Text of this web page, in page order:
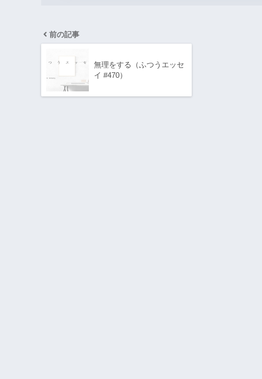
前の記事
無理をする（ふつうエッセ
イ #470）